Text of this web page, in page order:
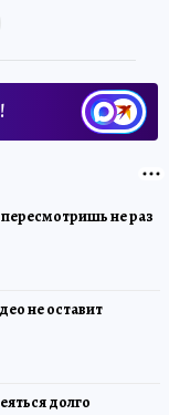
не раз
не оставит
долго